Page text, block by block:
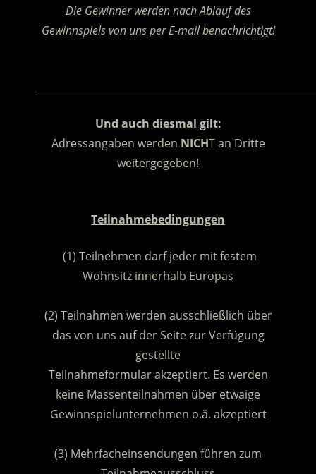
Die Gewinner werden nach Ablauf des
Gewinnspiels von uns per E-mail benachrichtigt!
Und auch diesmal gilt:
Adressangaben werden NICHT an Dritte
weitergegeben!
Teilnahmebedingungen
(1) Teilnehmen darf jeder mit festem
Wohnsitz innerhalb Europas
(2) Teilnahmen werden ausschließlich über
das von uns auf der Seite zur Verfügung
gestellte
Teilnahmeformular akzeptiert. Es werden
keine Massenteilnahmen über etwaige
Gewinnspielunternehmen o.ä. akzeptiert
(3) Mehrfacheinsendungen führen zum